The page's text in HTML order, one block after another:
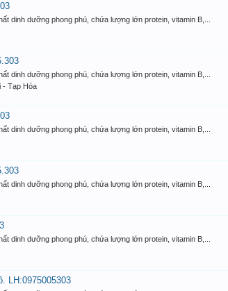
dinh dưỡng phong phú, chứa lượng lớn protein, vitamin B,...
dinh dưỡng phong phú, chứa lượng lớn protein, vitamin B,...
- Tạp Hóa
dinh dưỡng phong phú, chứa lượng lớn protein, vitamin B,...
dinh dưỡng phong phú, chứa lượng lớn protein, vitamin B,...
dinh dưỡng phong phú, chứa lượng lớn protein, vitamin B,...
LH:0975005303